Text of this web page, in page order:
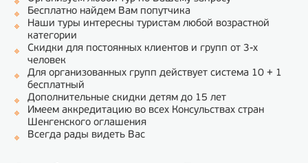
Бесплатно найдем Вам попутчика
Наши туры интересны туристам любой возрастной
категории
Скидки для постоянных клиентов и групп от 3-х
человек
Для организованных групп действует система 10 + 1
бесплатный
Дополнительные скидки детям до 15 лет
Имеем аккредитацию во всех Консульствах стран
Шенгенского оглашения
Всегда рады видеть Вас